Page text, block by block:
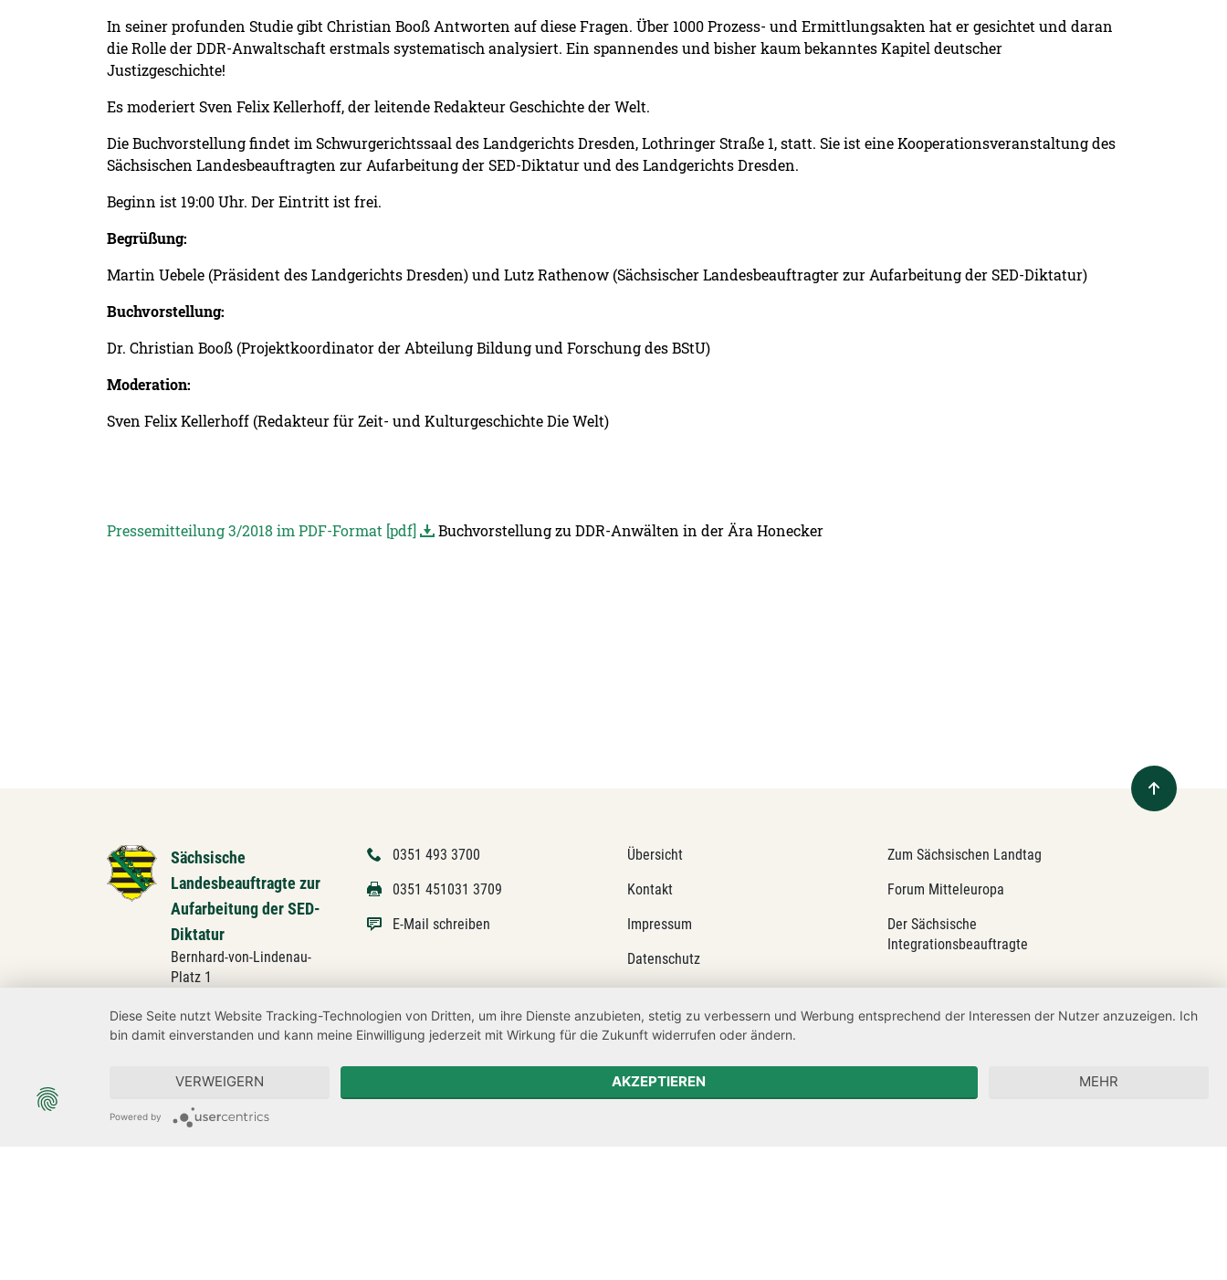
In seiner profunden Studie gibt Christian Booß Antworten auf diese Fragen. Über 1000 Prozess- und Ermittlungsakten hat er gesichtet und daran
die Rolle der DDR-Anwaltschaft erstmals systematisch analysiert. Ein spannendes und bisher kaum bekanntes Kapitel deutscher
Justizgeschichte!
Es moderiert Sven Felix Kellerhoff, der leitende Redakteur Geschichte der Welt.
Die Buchvorstellung findet im Schwurgerichtssaal des Landgerichts Dresden, Lothringer Straße 1, statt. Sie ist eine Kooperationsveranstaltung des
Sächsischen Landesbeauftragten zur Aufarbeitung der SED-Diktatur und des Landgerichts Dresden.
Beginn ist 19:00 Uhr. Der Eintritt ist frei.
Begrüßung:
Martin Uebele (Präsident des Landgerichts Dresden) und Lutz Rathenow (Sächsischer Landesbeauftragter zur Aufarbeitung der SED-Diktatur)
Buchvorstellung:
Dr. Christian Booß (Projektkoordinator der Abteilung Bildung und Forschung des BStU)
Moderation:
Sven Felix Kellerhoff (Redakteur für Zeit- und Kulturgeschichte Die Welt)
Pressemitteilung 3/2018 im PDF-Format [pdf] Buchvorstellung zu DDR-Anwälten in der Ära Honecker
Sächsische
Landesbeauftragte zur
Aufarbeitung der SED-
Diktatur
Bernhard-von-Lindenau-
Platz 1
Besucheradresse:
01067 Dresden
0351 493 3700
0351 451031 3709
E-Mail schreiben
Übersicht
Kontakt
Impressum
Datenschutz
Transparenzanspruch
Hinweisgeberschutz
Zum Sächsischen Landtag
Forum Mitteleuropa
Der Sächsische
Integrationsbeauftragte
Diese Seite nutzt Website Tracking-Technologien von Dritten, um ihre Dienste anzubieten, stetig zu verbessern und Werbung entsprechend der Interessen der Nutzer anzuzeigen. Ich
bin damit einverstanden und kann meine Einwilligung jederzeit mit Wirkung für die Zukunft widerrufen oder ändern.
VERWEIGERN AKZEPTIEREN MEHR
Powered by